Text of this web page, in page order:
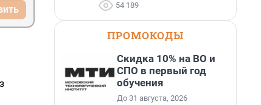
54 189
ПРОМОКОДЫ
Скидка 10% на ВО и
СПО в первый год
обучения
До 31 августа, 2026